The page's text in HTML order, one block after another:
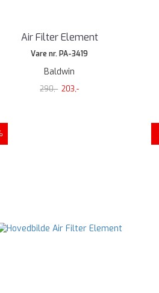
Air Filter Element
Vare nr. PA-3419
Baldwin
290,- 203,-